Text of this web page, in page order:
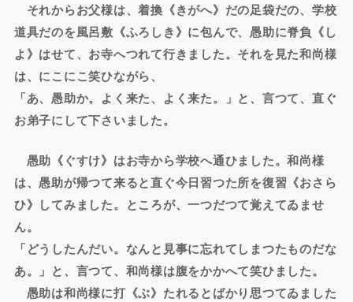
それからお父様は、着換《きがへ》だの足袋だの、学校
道具だのを風呂敷《ふろしき》に包んで、愚助に脊負《し
よ》はせて、お寺へつれて行きました。それを見た和尚様
は、にこにこ笑ひながら、
「あ、愚助か。よく来た、よく来た。」と、言つて、直ぐ
お弟子にして下さいました。
愚助《ぐすけ》はお寺から学校へ通ひました。和尚様
は、愚助が帰つて来ると直ぐ今日習つた所を復習《おさら
ひ》してみました。ところが、一つだつて覚えてゐませ
ん。
「どうしたんだい。なんと見事に忘れてしまつたものだな
あ。」と、言つて、和尚様は腹をかかへて笑ひました。
愚助は和尚様に打《ぶ》たれるとばかり思つてゐました